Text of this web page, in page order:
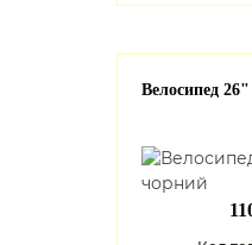
Велосипед